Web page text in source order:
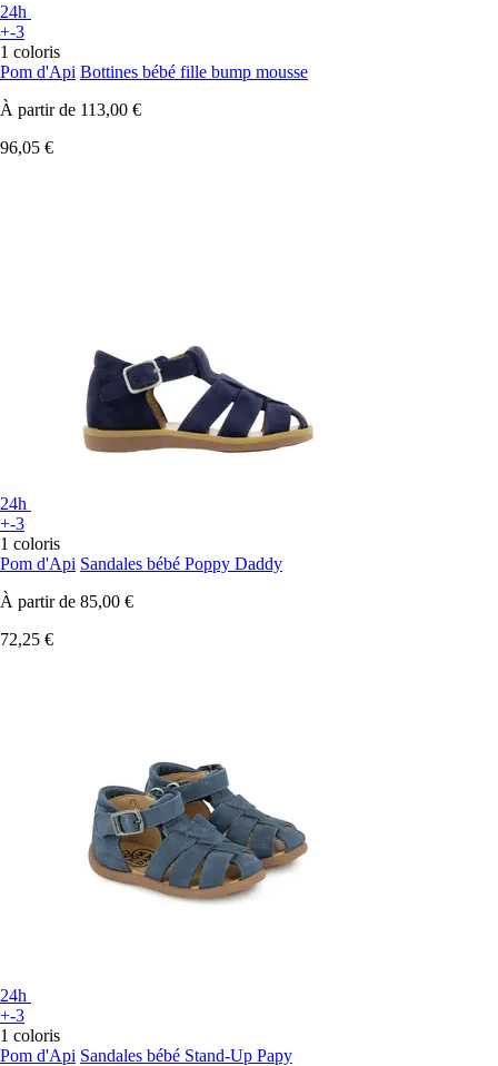
24h
+-3
1 coloris
Pom d'Api Bottines bébé fille bump mousse
À partir de 113,00 €
96,05 €
24h
+-3
1 coloris
Pom d'Api Sandales bébé Poppy Daddy
À partir de 85,00 €
72,25 €
24h
+-3
1 coloris
Pom d'Api Sandales bébé Stand-Up Papy